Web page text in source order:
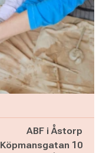
ABF i Åstorp
Köpmansgatan 10